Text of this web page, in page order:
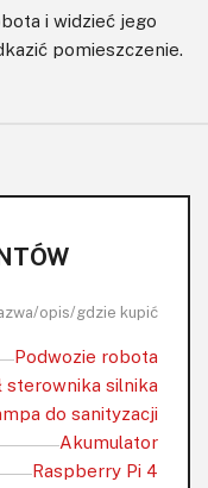
i widzieć jego
pomieszczenie.
opis/gdzie kupić
Podwozie robota
sterownika silnika
do sanityzacji
Akumulator
Raspberry Pi 4